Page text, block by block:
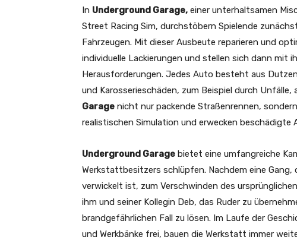
In Underground Garage, einer unterhaltsamen
Street Racing Sim, durchstöbern Spielende
Fahrzeugen. Mit dieser Ausbeute reparieren und
individuelle Lackierungen und stellen sich dann mit
Herausforderungen. Jedes Auto besteht aus
und Karosserieschäden, zum Beispiel durch Unfälle,
Garage nicht nur packende Straßenrennen,
realistischen Simulation und erwecken beschädigte
Underground Garage bietet eine umfangreiche
Werkstattbesitzers schlüpfen. Nachdem eine Gang,
verwickelt ist, zum Verschwinden des
ihm und seiner Kollegin Deb, das Ruder zu
brandgefährlichen Fall zu lösen. Im Laufe der
und Werkbänke frei, bauen die Werkstatt immer